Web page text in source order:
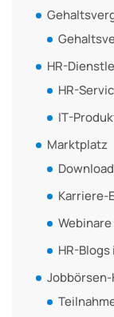
HR-
HR-
IT-
Marktplatz
Karriere-
Webinare
HR-
Jobbörsen-